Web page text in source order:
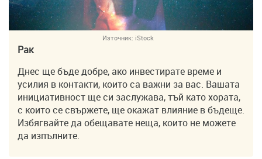
Източник: iStock
Рак
Днес ще бъде добре, ако инвестирате време и
усилия в контакти, които са важни за вас. Вашата
инициативност ще си заслужава, тъй като хората,
с които се свържете, ще окажат влияние в бъдеще.
Избягвайте да обещавате неща, които не можете
да изпълните.